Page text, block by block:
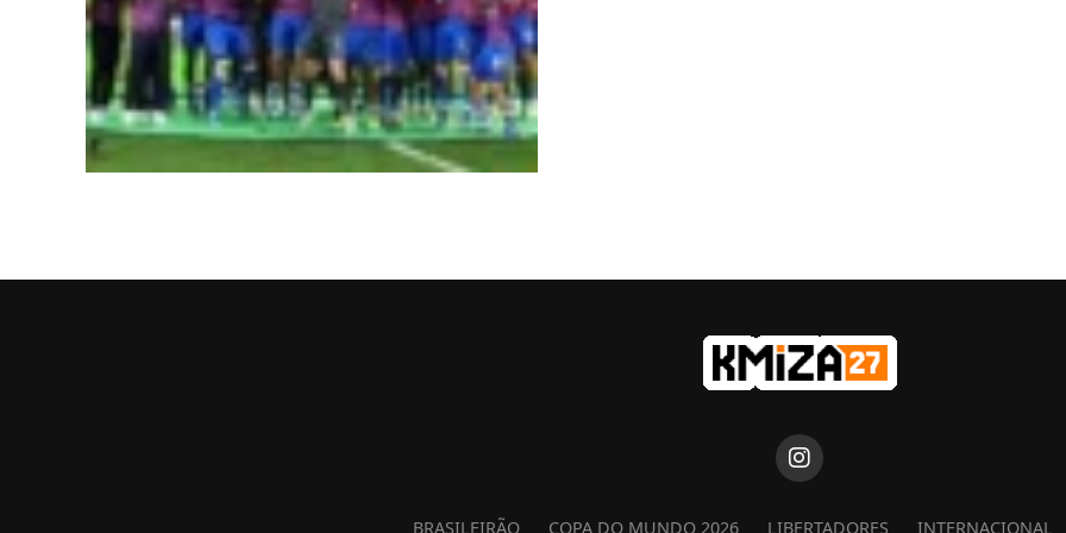
BRASILEIRÃO COPA DO MUNDO 2026 LIBERTADORES INTERNACIONAL